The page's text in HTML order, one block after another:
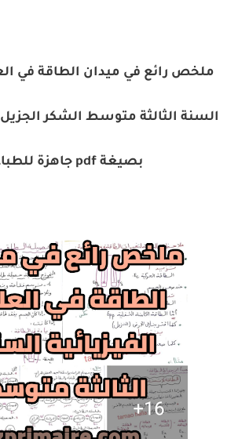
ملخص رائع في ميدان الطاقة في
السنة الثالثة متوسط الشكر
بصيغة pdf جاهزة للطباعة